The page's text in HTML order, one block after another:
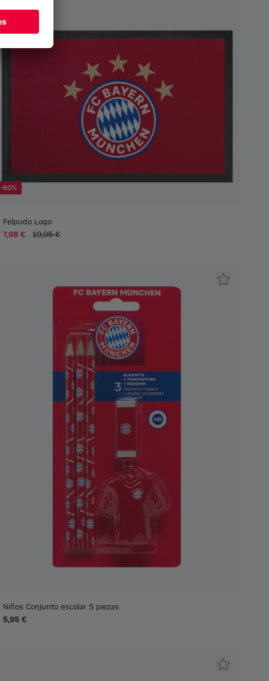
-60%
Felpudo Logo
7,98 €
19,95 €
Niños Conjunto escolar 5 piezas
5,95 €